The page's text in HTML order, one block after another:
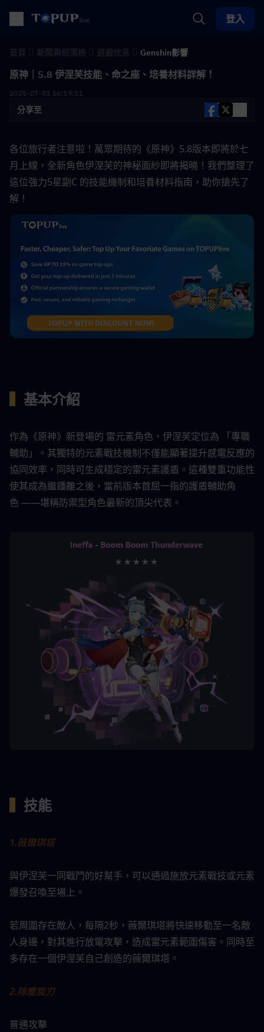
登入
Genshin影響
原神｜5.8 伊涅芙技能、命之座、培養材料詳解！
2025-07-03 16:19:31
分享至
各位旅行者注意啦！萬眾期待的《原神》5.8版本即將於七
月上線，全新角色伊涅芙的神秘面紗即將揭曉！我們整理了
這位強力5星副C 的技能機制和培養材料指南，助你搶先了
解！
基本介紹
作為《原神》新登場的 雷元素角色，伊涅芙定位為 「專職
輔助」。其獨特的元素戰技機制不僅能顯著提升感電反應的
協同效率，同時可生成穩定的雷元素護盾。這種雙重功能性
使其成為繼鍾離之後，當前版本首屈一指的護盾輔助角
色 ——堪稱防禦型角色最新的頂尖代表。
技能
1.薇爾琪塔
與伊涅芙一同戰鬥的好幫手，可以通過施放元素戰技或元素
爆發召喚至場上。
若周圍存在敵人，每隔2秒，薇爾琪塔將快速移動至一名敵
人身邊，對其進行放電攻擊，造成雷元素範圍傷害。同時至
多存在一個伊涅芙自己創造的薇爾琪塔。
2.除塵旋刃
普通攻擊